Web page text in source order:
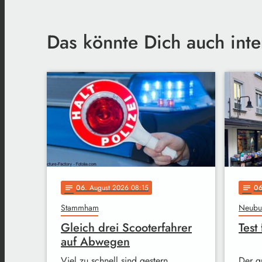
Das könnte Dich auch
notes 06. August 2026 08:15
Stammham
Gleich drei Scooterfahrer
auf Abwegen
notes 06